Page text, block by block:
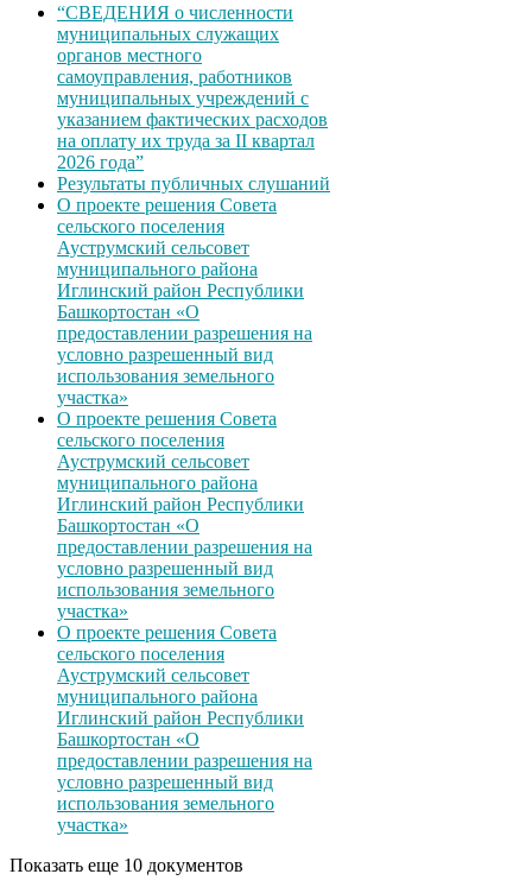
“СВЕДЕНИЯ о численности
муниципальных служащих
органов местного
самоуправления, работников
муниципальных учреждений с
указанием фактических расходов
на оплату их труда за II квартал
2026 года”
Результаты публичных слушаний
О проекте решения Совета
сельского поселения
Ауструмский сельсовет
муниципального района
Иглинский район Республики
Башкортостан «О
предоставлении разрешения на
условно разрешенный вид
использования земельного
участка»
О проекте решения Совета
сельского поселения
Ауструмский сельсовет
муниципального района
Иглинский район Республики
Башкортостан «О
предоставлении разрешения на
условно разрешенный вид
использования земельного
участка»
О проекте решения Совета
сельского поселения
Ауструмский сельсовет
муниципального района
Иглинский район Республики
Башкортостан «О
предоставлении разрешения на
условно разрешенный вид
использования земельного
участка»
Показать еще 10 документов